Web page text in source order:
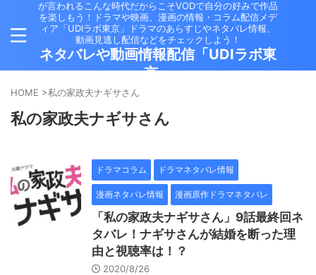
が言われるこんな時代だからこそVODで自分の好みで作品
を楽しもう！ドラマや映画、漫画の情報・コラム配信メデ
ィア「UDIラボ東京」ドラマのあらすじやネタバレ情報、
動画見逃し配信などをチェックしよう！
ネタバレや動画情報配信「UDIラボ東
京」
HOME >私の家政夫ナギサさん
私の家政夫ナギサさん
ドラマコラム ドラマネタバレ情報
漫画ネタバレ情報 漫画原作ドラマネタバレ
「私の家政夫ナギサさん」9話最終回ネ
タバレ！ナギサさんが結婚を断った理
由と視聴率は！？
2020/8/26